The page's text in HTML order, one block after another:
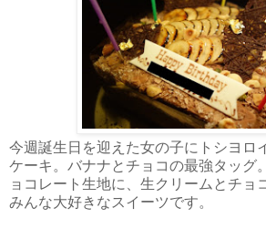
今週誕生日を迎えた女の子にトシヨロ
ケーキ。バナナとチョコの最強タッグ
ョコレート生地に、生クリームとチョ
みんな大好きなスイーツです。